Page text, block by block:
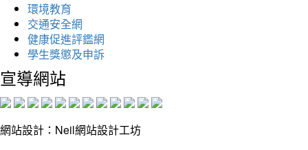
環境教育
交通安全網
健康促進評鑑網
學生獎懲及申訴
宣導網站
網站設計：Neil網站設計工坊